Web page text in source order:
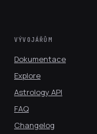
VÝVOJÁŘŮM
Dokumentace
Explore
Astrology API
FAQ
Changelog